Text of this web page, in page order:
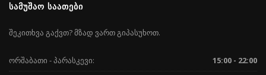
ᲡᲐᲛᲣᲨᲐᲝ ᲡᲐᲐᲗᲔᲑᲘ
შეკითხვა გაქვთ? მზად ვართ გიპასუხოთ.
ორშაბათი - პარასკევი:
15:00 - 22:00